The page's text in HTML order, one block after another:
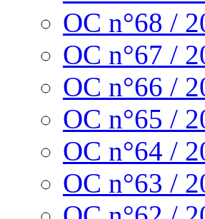
OC n°68 /
OC n°67 /
OC n°66 /
OC n°65 /
OC n°64 /
OC n°63 /